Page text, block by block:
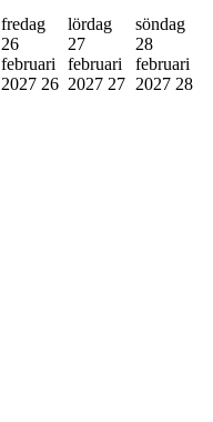
fredag
26
februari
2027 26
lördag
27
februari
2027 27
söndag
28
februari
2027 28